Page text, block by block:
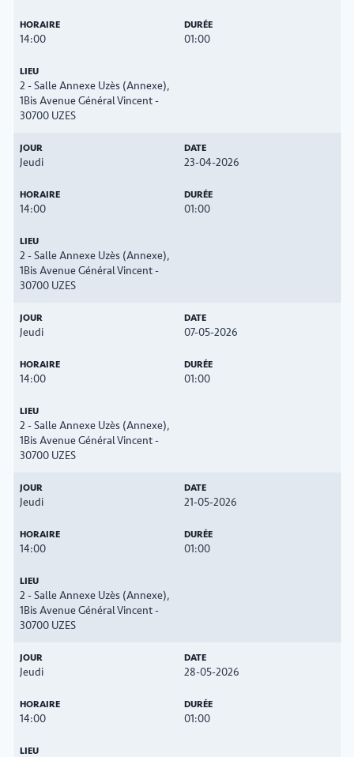
14:00 01:00
2 - Salle Annexe Uzès (Annexe),
1Bis Avenue Général Vincent -
30700 UZES
Jeudi 23-04-2026
14:00 01:00
2 - Salle Annexe Uzès (Annexe),
1Bis Avenue Général Vincent -
30700 UZES
Jeudi 07-05-2026
14:00 01:00
2 - Salle Annexe Uzès (Annexe),
1Bis Avenue Général Vincent -
30700 UZES
Jeudi 21-05-2026
14:00 01:00
2 - Salle Annexe Uzès (Annexe),
1Bis Avenue Général Vincent -
30700 UZES
Jeudi 28-05-2026
14:00 01:00